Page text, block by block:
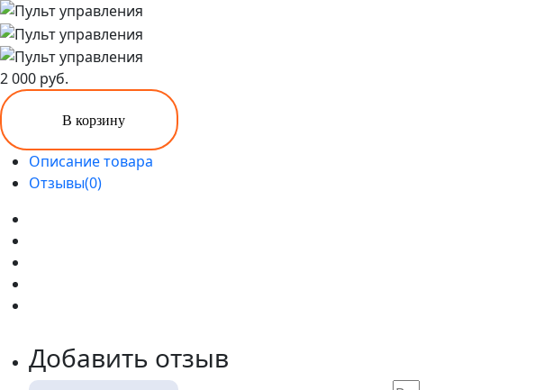
2 000 руб.
В корзину
Описание товара
Отзывы(0)
Добавить отзыв